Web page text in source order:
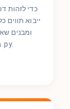
Pythonic כדי לזהות אותות תכנות AI בקבצי .py.